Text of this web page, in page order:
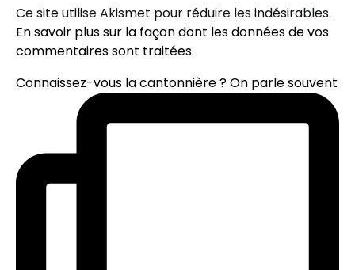
Ce site utilise Akismet pour réduire les indésirables.
En savoir plus sur la façon dont les données de vos
commentaires sont traitées.
Connaissez-vous la cantonnière ? On parle souvent